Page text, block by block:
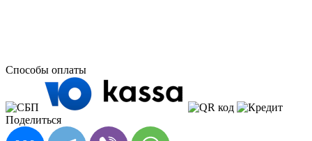
Способы оплаты
Поделиться